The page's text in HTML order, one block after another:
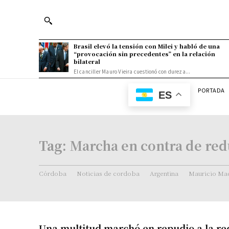
Brasil elevó la tensión con Milei y habló de una
“provocación sin precedentes” en la relación
bilateral
El canciller Mauro Vieira cuestionó con dureza...
ES PORTADA
Tag: Marcha en contra de
Córdoba Noticias de cordoba Argentina Mauricio